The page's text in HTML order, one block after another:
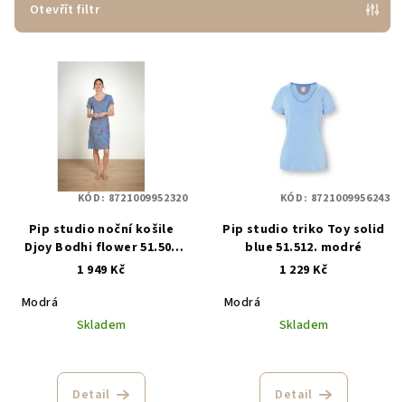
r
Otevřít filtr
Pip studio noční košile
Djoy Bodhi flower 51.504
modrá
1 949 Kč
Modrá
Skladem
Detail
KÓD: 8721009952320
Pip studio triko Toy solid
blue 51.512. modré
1 229 Kč
Modrá
Skladem
Detail
KÓD: 8721009956243